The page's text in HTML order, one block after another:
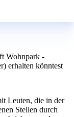
Wohnpark -
erhalten könntest
Leuten, die in der
Stellen durch